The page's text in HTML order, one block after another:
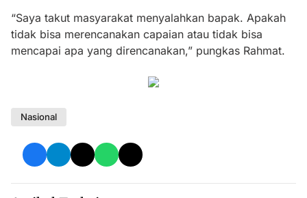
“Saya takut masyarakat menyalahkan bapak. Apakah
tidak bisa merencanakan capaian atau tidak bisa
mencapai apa yang direncanakan,” pungkas Rahmat.
Nasional